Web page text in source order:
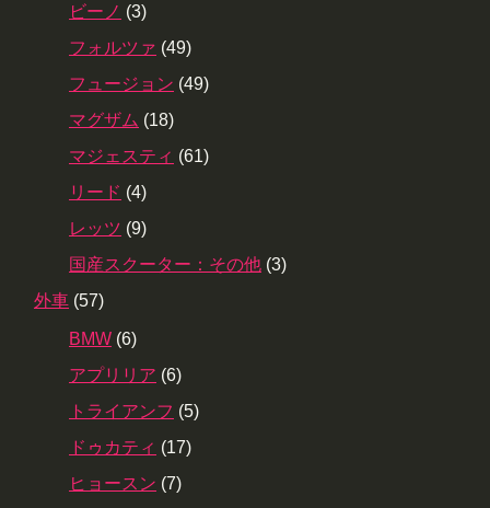
ビーノ (3)
フォルツァ (49)
フュージョン (49)
マグザム (18)
マジェスティ (61)
リード (4)
レッツ (9)
国産スクーター：その他 (3)
外車 (57)
BMW (6)
アプリリア (6)
トライアンフ (5)
ドゥカティ (17)
ヒョースン (7)